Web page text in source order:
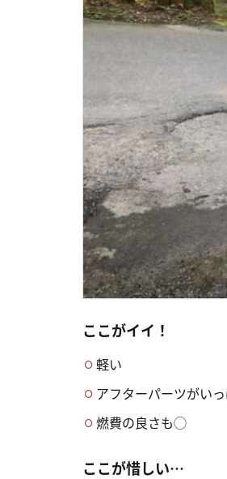
ここがイイ！
軽い
アフターパーツがい
燃費の良さも◯
ここが惜しい…